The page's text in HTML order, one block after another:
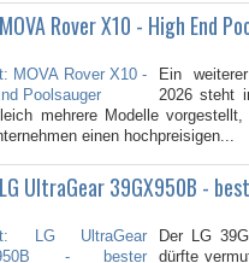
Rover X10 - High End
Ein
2026 steht
mehrere Modelle
einen hochpreisigen...
UltraGear 39GX950B -
Der LG
dürfte